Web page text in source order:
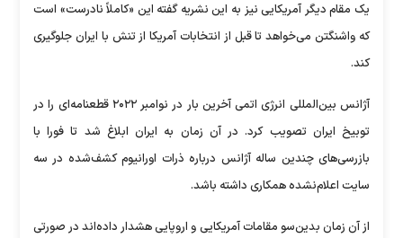
یک مقام دیگر آمریکایی نیز به این نشریه گفته این «کاملاً نادرست» است
که واشنگتن می‌خواهد تا قبل از انتخابات آمریکا از تنش با ایران جلوگیری
کند.
آژانس بین‌المللی انرژی اتمی آخرین بار در نوامبر ۲۰۲۲ قطعنامه‌ای را در
توبیخ ایران تصویب کرد. در آن زمان به ایران ابلاغ شد تا فورا با
بازرسی‌های چندین ساله آژانس درباره ذرات اورانیوم کشف‌شده در سه
سایت اعلام‌نشده همکاری داشته باشد.
از آن زمان بدین‌سو مقامات آمریکایی و اروپایی هشدار داده‌اند در صورتی